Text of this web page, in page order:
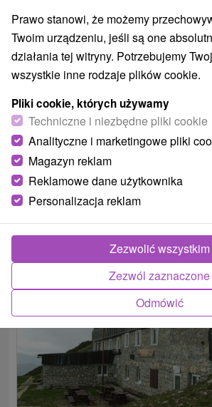
Atrakcje z adrenaliną(21) Atrakcje
Muzea i galerie(15)
Ogrody zoologiczne i fermy zwierząt (1)
Ogrody botaniczne(2)
Jeziora, jeziora, zbiorniki wodne
Atrakcje dla dzieci(52) Zabytki techniki
Wodospady(14) Kościoły drewniane
Aquaparki, baseny(8)
Wsie i miasta
Vysoké Tatry(9) Starý Smokovec(2)
Prawo stanowi, że możemy
Twoim urządzeniu, jeśli są one
działania tej witryny. Potrzebujemy
wszystkie inne rodzaje plików cookie.
Pliki cookie, których używamy
Techniczne i niezbędne pliki cookie
Analityczne i marketingowe pliki
Magazyn reklam
Reklamowe dane użytkownika
Personalizacja reklam
Odmówić
Zezwól zaznaczone
Zezwolić wszystkim